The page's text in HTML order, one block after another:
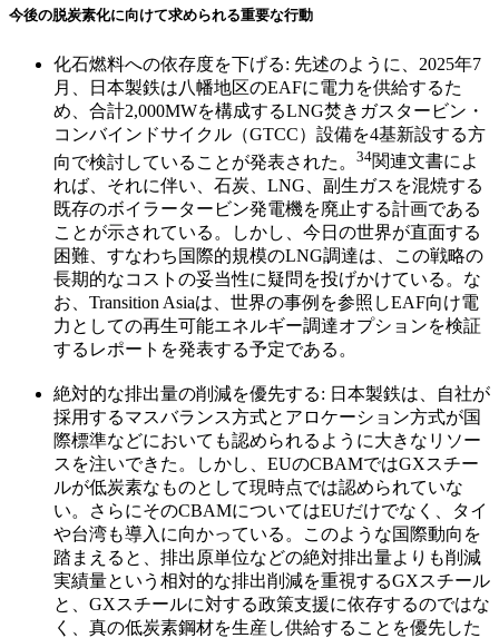
今後の脱炭素化に向けて求められる重要な行動
化石燃料への依存度を下げる: 先述のように、2025年7
月、日本製鉄は八幡地区のEAFに電力を供給するた
め、合計2,000MWを構成するLNG焚きガスタービン・
コンバインドサイクル（GTCC）設備を4基新設する方
向で検討していることが発表された。 34関連文書によ
れば、それに伴い、石炭、LNG、副生ガスを混焼する
既存のボイラータービン発電機を廃止する計画である
ことが示されている。しかし、今日の世界が直面する
困難、すなわち国際的規模のLNG調達は、この戦略の
長期的なコストの妥当性に疑問を投げかけている。な
お、Transition Asiaは、世界の事例を参照しEAF向け電
力としての再生可能エネルギー調達オプションを検証
するレポートを発表する予定である。
絶対的な排出量の削減を優先する: 日本製鉄は、自社が
採用するマスバランス方式とアロケーション方式が国
際標準などにおいても認められるように大きなリソー
スを注いできた。しかし、EUのCBAMではGXスチー
ルが低炭素なものとして現時点では認められていな
い。さらにそのCBAMについてはEUだけでなく、タイ
や台湾も導入に向かっている。このような国際動向を
踏まえると、排出原単位などの絶対排出量よりも削減
実績量という相対的な排出削減を重視するGXスチール
と、GXスチールに対する政策支援に依存するのではな
く、真の低炭素鋼材を生産し供給することを優先した